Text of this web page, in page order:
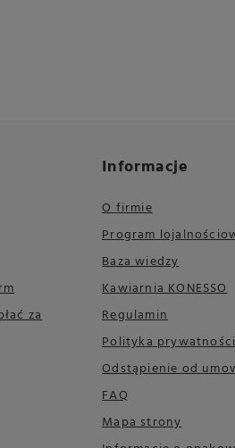
za
Informacje
O firmie
Program
Baza wiedzy
Kawiarnia KONESSO
Regulamin
Polityka prywatności
Odstąpienie od
FAQ
Mapa strony